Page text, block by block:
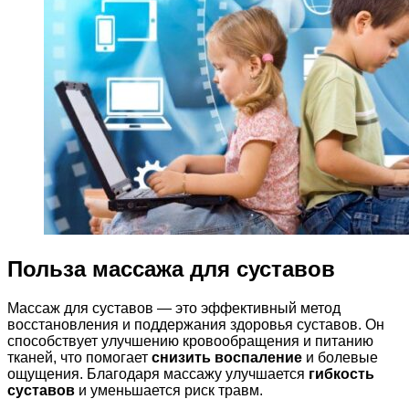
Польза массажа для суставов
Массаж для суставов — это эффективный метод
восстановления и поддержания здоровья суставов. Он
способствует улучшению кровообращения и питанию
тканей, что помогает снизить воспаление и болевые
ощущения. Благодаря массажу улучшается гибкость
суставов и уменьшается риск травм.